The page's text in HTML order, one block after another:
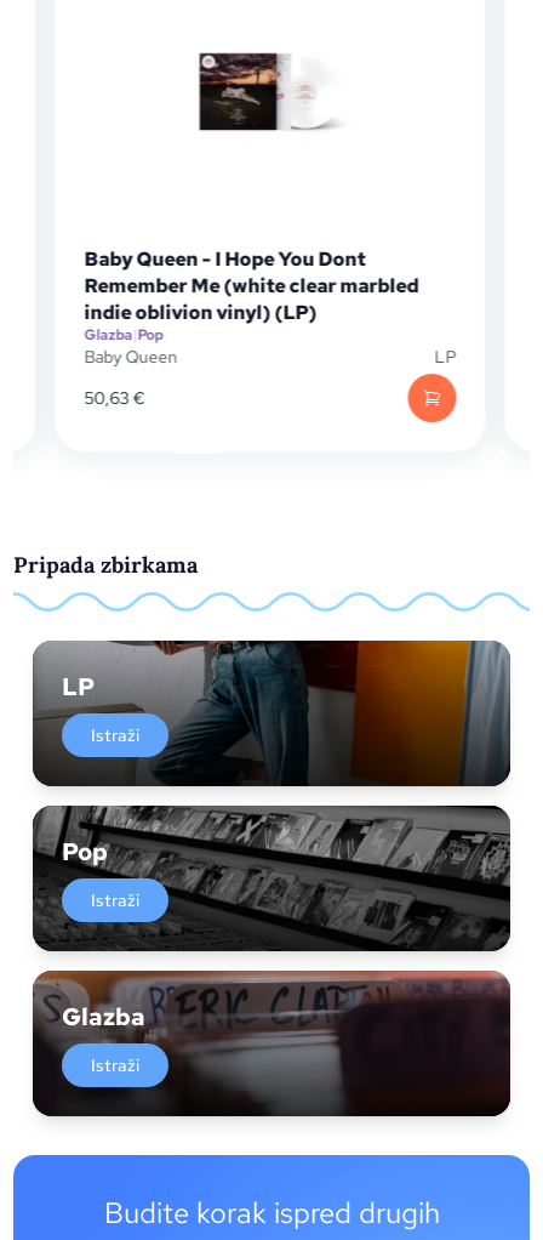
Baby Queen - I Hope You Dont
Remember Me (white clear marbled
indie oblivion vinyl) (LP)
Glazba|Pop
Baby Queen
LP
50,63€
Pripada zbirkama
LP
Istraži
Pop
Istraži
Glazba
Istraži
Budite korak ispred drugih